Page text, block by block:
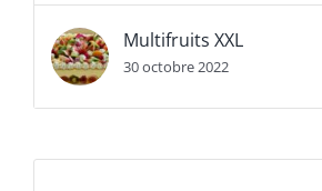
Multifruits XXL
30 octobre 2022